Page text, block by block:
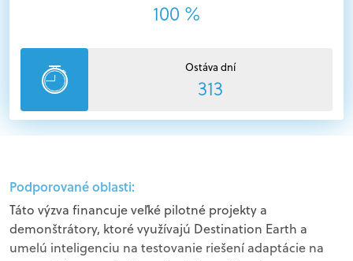
100 %
Ostáva dní
313
Podporované oblasti:
Táto výzva financuje veľké pilotné projekty a
demonštrátory, ktoré využívajú Destination Earth a
umelú inteligenciu na testovanie riešení adaptácie na